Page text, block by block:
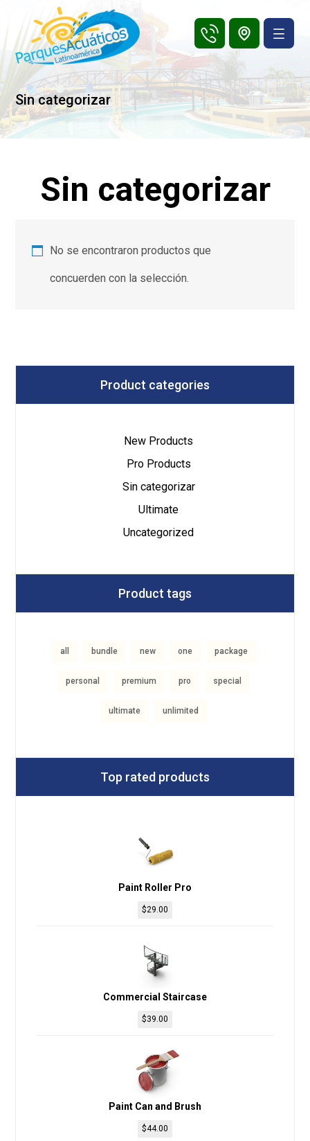
Sin categorizar
Sin categorizar
No se encontraron productos que
concuerden con la selección.
Product categories
New Products
Pro Products
Sin categorizar
Ultimate
Uncategorized
Product tags
all bundle new one package
personal premium pro special
ultimate unlimited
Top rated products
Paint Roller Pro
$29.00
Commercial Staircase
$39.00
Paint Can and Brush
$44.00